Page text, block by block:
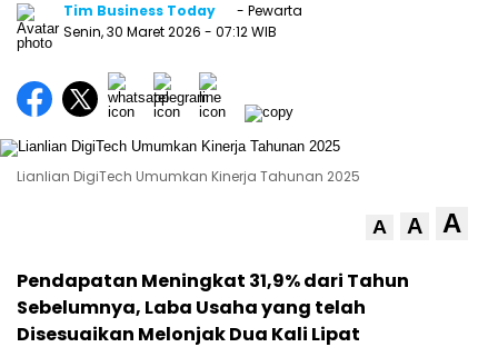
Tim Business Today
- Pewarta
Senin, 30 Maret 2026 - 07:12 WIB
Lianlian DigiTech Umumkan Kinerja Tahunan 2025
A A A
Pendapatan Meningkat 31,9% dari Tahun
Sebelumnya, Laba Usaha yang telah
Disesuaikan Melonjak Dua Kali Lipat